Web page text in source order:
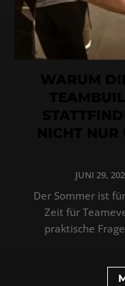
JUNI 29,
Der Sommer ist
Zeit für
praktische